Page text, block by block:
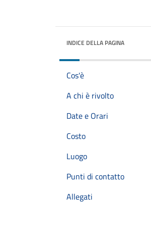
INDICE DELLA PAGINA
Cos'è
A chi è rivolto
Date e Orari
Costo
Luogo
Punti di contatto
Allegati